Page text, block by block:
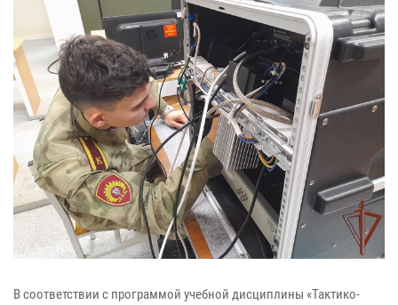
В соответствии с программой учебной дисциплины «Тактико-